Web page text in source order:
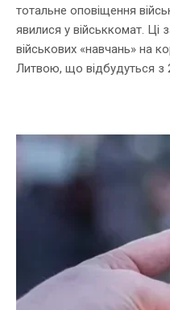
тотальне оповіщення
явилися у військкомат. Ці
військових «навчань» на
Литвою, що відбудуться з